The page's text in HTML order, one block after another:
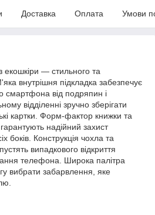
Доставка Оплата Умови
екошкіри — стильного та
внутрішня підкладка забезпечує
смартфона від подряпин і
відділенні зручно зберігати
картки. Форм-фактор книжки та
гарантують надійний захист
боків. Конструкція чохла та
випадкового відкриття
телефона. Широка палітра
вибрати забарвлення, яке